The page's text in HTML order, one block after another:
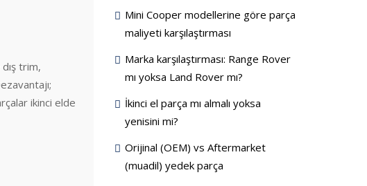
trim,
ikinci elde
Mini Cooper modellerine göre parça
maliyeti karşılaştırması
Marka karşılaştırması: Range Rover
mı yoksa Land Rover mı?
İkinci el parça mı almalı yoksa
yenisini mi?
Orijinal (OEM) vs Aftermarket
(muadil) yedek parça